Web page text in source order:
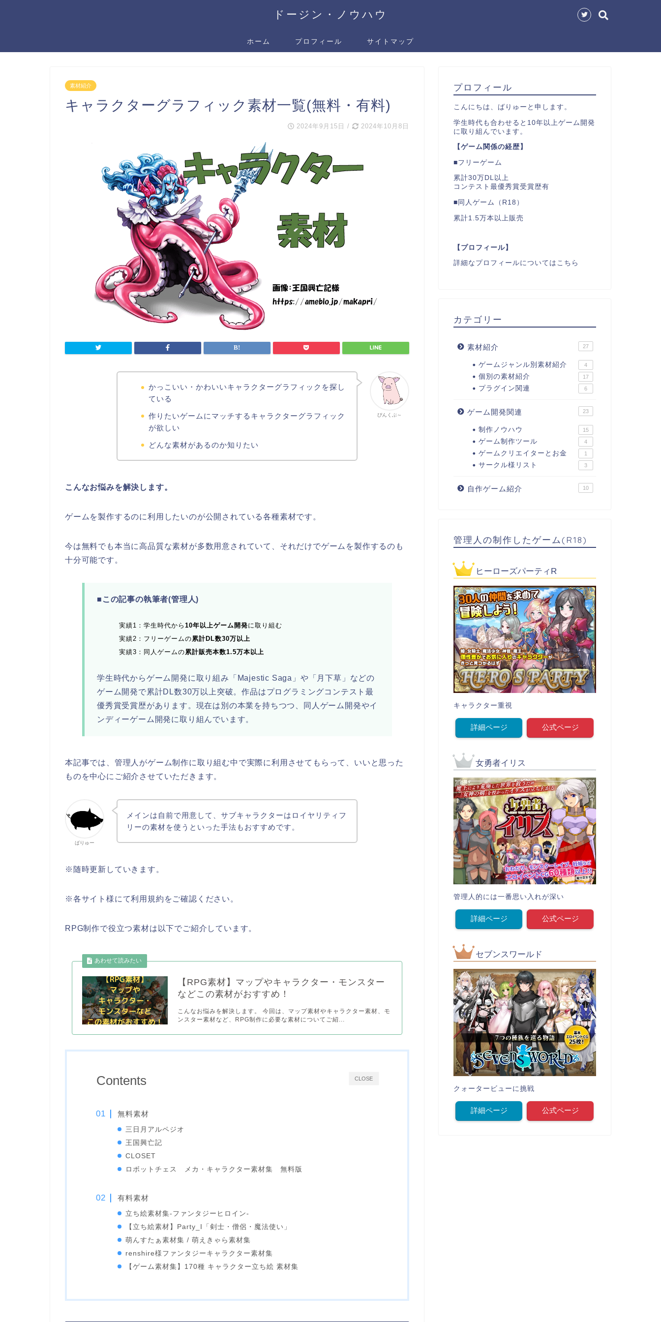
ドージン・ノウハウ
ホーム プロフィール サイトマップ
素材紹介
キャラクターグラフィック素材一覧(無料・有料)
2024年9月15日 / 2024年10月8日
ぴんくぶ～
かっこいい・かわいいキャラクターグラフィックを探し
ている
作りたいゲームにマッチするキャラクターグラフィック
が欲しい
どんな素材があるのか知りたい
こんなお悩みを解決します。
ゲームを製作するのに利用したいのが公開されている各種素材です。
今は無料でも本当に高品質な素材が多数用意されていて、それだけでゲームを製作するのも
十分可能です。
■この記事の執筆者(管理人)
実績1：学生時代から 10年以上ゲーム開発に取り組む
実績2：フリーゲームの累計DL数30万以上
実績3：同人ゲームの累計販売本数1.5万本以上
学生時代からゲーム開発に取り組み「Majestic Saga」や「月下草」などの
ゲーム開発で累計DL数30万以上突破。作品はプログラミングコンテスト最
優秀賞受賞歴があります。現在は別の本業を持ちつつ、同人ゲーム開発やイ
ンディーゲーム開発に取り組んでいます。
本記事では、管理人がゲーム制作に取り組む中で実際に利用させてもらって、いいと思った
ものを中心にご紹介させていただきます。
ばりゅー
メインは自前で用意して、サブキャラクターはロイヤリティフ
リーの素材を使うといった手法もおすすめです。
※随時更新していきます。
※各サイト様にて利用規約をご確認ください。
RPG制作で役立つ素材は以下でご紹介しています。
【RPG素材】マップやキャラクター・モンスター
などこの素材がおすすめ！
こんなお悩みを解決します。 今回は、マップ素材やキャラクター素材、モ
ンスター素材など、RPG制作に必要な素材についてご紹...
CLOSE
Contents
無料素材
三日月アルペジオ
王国興亡記
CLOSET
ロボットチェス メカ・キャラクター素材集 無料版
有料素材
立ち絵素材集-ファンタジーヒロイン-
【立ち絵素材】Party_I「剣士・僧侶・魔法使い」
萌んすたぁ素材集 / 萌えきゃら素材集
renshire様ファンタジーキャラクター素材集
【ゲーム素材集】170種 キャラクター立ち絵 素材集
プロフィール
こんにちは、ばりゅーと申します。
学生時代も合わせると10年以上ゲーム開発
に取り組んでいます。
【ゲーム関係の経歴】
■フリーゲーム
累計30万DL以上
コンテスト最優秀賞受賞歴有
■同人ゲーム（R18）
累計1.5万本以上販売
【プロフィール】
詳細なプロフィールについてはこちら
カテゴリー
素材紹介 27
ゲームジャンル別素材紹介 4
個別の素材紹介 17
プラグイン関連 6
ゲーム開発関連 23
制作ノウハウ 15
ゲーム制作ツール 4
ゲームクリエイターとお金 1
サークル様リスト 3
自作ゲーム紹介 10
管理人の制作したゲーム(R18)
ヒーローズパーティR
キャラクター重視
詳細ページ 公式ページ
女勇者イリス
管理人的には一番思い入れが深い
詳細ページ 公式ページ
セブンスワールド
クォータービューに挑戦
詳細ページ 公式ページ